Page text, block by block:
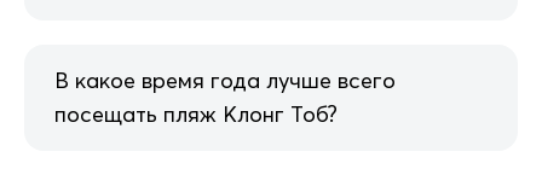
В какое время года лучше всего
посещать пляж Клонг Тоб?